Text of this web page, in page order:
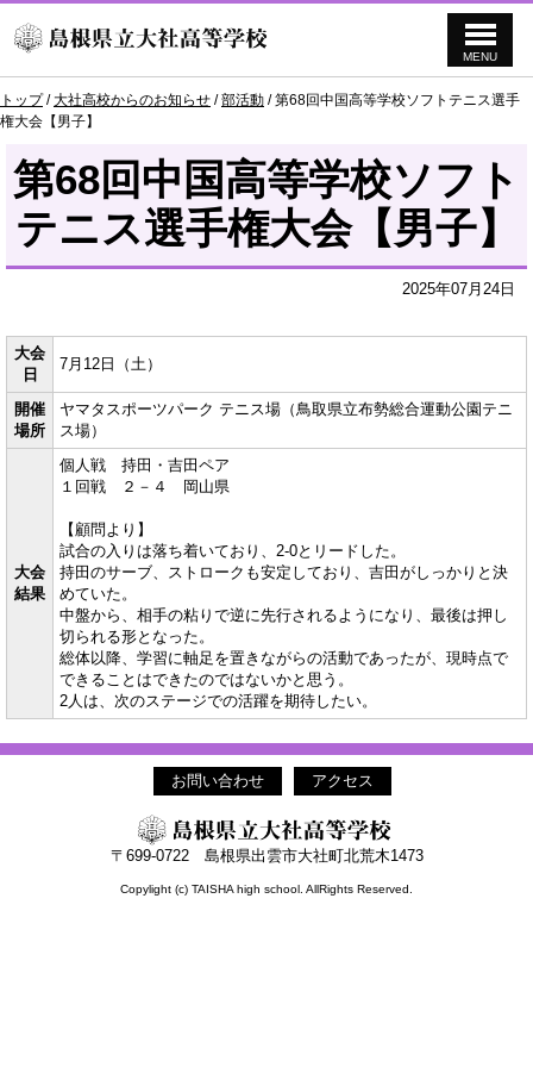
MENU
現
在
置：
トップ/大社高校からのお知らせ /部活動 /第68回中国高等学校ソフトテニス選手
権大会【男子】
第68回中国高等学校ソフト
テニス選手権大会【男子】
2025年07月24日
大会
日
7月12日（土）
開催
場所
ヤマタスポーツパーク テニス場（鳥取県立布勢総合運動公園テニ
ス場）
大会
結果
個人戦 持田・吉田ペア
１回戦 ２－４ 岡山県
【顧問より】
試合の入りは落ち着いており、2-0とリードした。
持田のサーブ、ストロークも安定しており、吉田がしっかりと決
めていた。
中盤から、相手の粘りで逆に先行されるようになり、最後は押し
切られる形となった。
総体以降、学習に軸足を置きながらの活動であったが、現時点で
できることはできたのではないかと思う。
2人は、次のステージでの活躍を期待したい。
お問い合わせ アクセス
〒699-0722 島根県出雲市大社町北荒木1473
Copylight (c) TAISHA high school. AllRights Reserved.